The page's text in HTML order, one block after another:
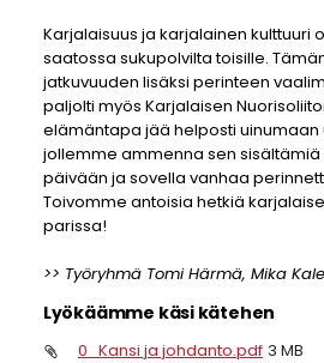
Karjalaisuus ja karjalainen kulttuuri
saatossa sukupolvilta toisille.
jatkuvuuden lisäksi perinteen
paljolti myös Karjalaisen
elämäntapa jää helposti uinumaan
jollemme ammenna sen
päivään ja sovella vanhaa
Toivomme antoisia hetkiä
parissa!
>> Työryhmä Tomi Härmä, Mika
Lyökäämme käsi kätehen
0_Kansi ja johdanto.pdf 3 MB